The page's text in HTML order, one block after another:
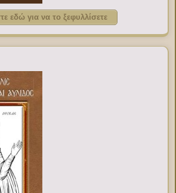
εδώ για να το ξεφυλλίσετε